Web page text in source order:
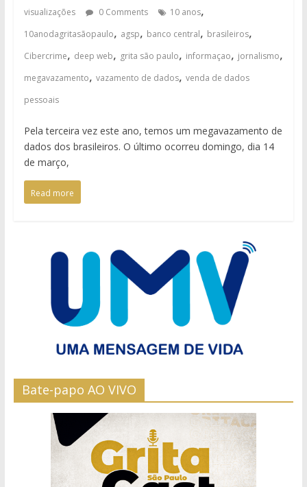
visualizações
0 Comments 10 anos,
10anodagritasãopaulo, agsp, banco central, brasileiros,
Cibercrime, deep web, grita são paulo, informaçao, jornalismo,
megavazamento, vazamento de dados, venda de dados
pessoais
Pela terceira vez este ano, temos um megavazamento de
dados dos brasileiros. O último ocorreu domingo, dia 14
de março,
Read more
Bate-papo AO VIVO